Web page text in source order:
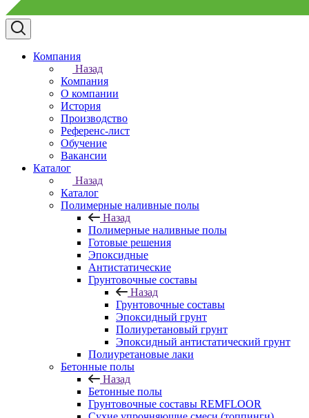
Компания
Назад
Компания
О компании
История
Производство
Референс-лист
Обучение
Вакансии
Каталог
Назад
Каталог
Полимерные наливные полы
Назад
Полимерные наливные полы
Готовые решения
Эпоксидные
Антистатические
Грунтовочные составы
Назад
Грунтовочные составы
Эпоксидный грунт
Полиуретановый грунт
Эпоксидный антистатический грунт
Полиуретановые лаки
Бетонные полы
Назад
Бетонные полы
Грунтовочные составы REMFLOOR